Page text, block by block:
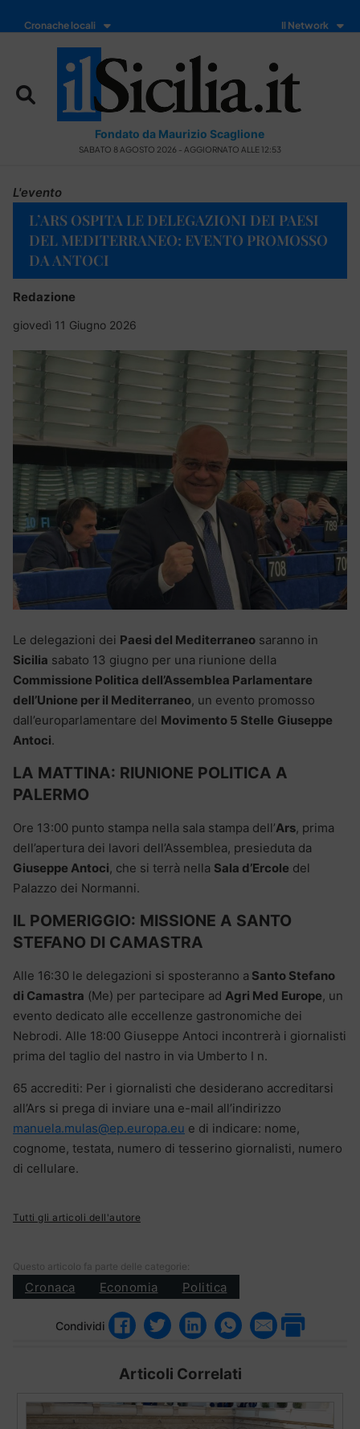
Cronache locali Il Network
Fondato da Maurizio Scaglione
SABATO 8 AGOSTO 2026 - AGGIORNATO ALLE 12:53
L'evento
L’ARS OSPITA LE DELEGAZIONI DEI PAESI
DEL MEDITERRANEO: EVENTO PROMOSSO
DA ANTOCI
Redazione
giovedì 11 Giugno 2026
Le delegazioni dei Paesi del Mediterraneo saranno in
Sicilia sabato 13 giugno per una riunione della
Commissione Politica dell’Assemblea Parlamentare
dell’Unione per il Mediterraneo, un evento promosso
dall’europarlamentare del Movimento 5 Stelle Giuseppe
Antoci.
LA MATTINA: RIUNIONE POLITICA A
PALERMO
Ore 13:00 punto stampa nella sala stampa dell’Ars, prima
dell’apertura dei lavori dell’Assemblea, presieduta da
Giuseppe Antoci, che si terrà nella Sala d’Ercole del
Palazzo dei Normanni.
IL POMERIGGIO: MISSIONE A SANTO
STEFANO DI CAMASTRA
Alle 16:30 le delegazioni si sposteranno a Santo Stefano
di Camastra (Me) per partecipare ad Agri Med Europe, un
evento dedicato alle eccellenze gastronomiche dei
Nebrodi. Alle 18:00 Giuseppe Antoci incontrerà i giornalisti
prima del taglio del nastro in via Umberto I n.
65 accrediti: Per i giornalisti che desiderano accreditarsi
all’Ars si prega di inviare una e-mail all’indirizzo
manuela.mulas@ep.europa.eu e di indicare: nome,
cognome, testata, numero di tesserino giornalisti, numero
di cellulare.
Tutti gli articoli dell'autore
Questo articolo fa parte delle categorie:
Cronaca Economia Politica
Condividi
Articoli Correlati